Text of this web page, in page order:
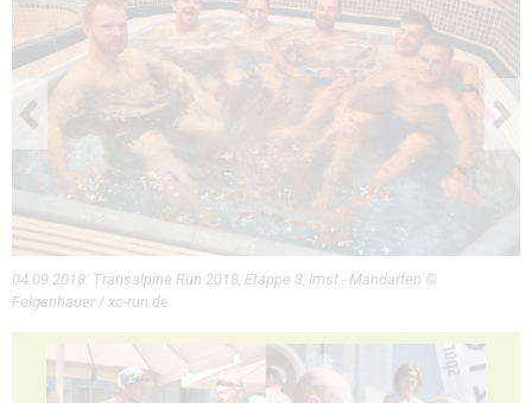
04.09.2018: Transalpine Run 2018, Etappe 3, Imst - Mandarfen ©
Felgenhauer / xc-run.de